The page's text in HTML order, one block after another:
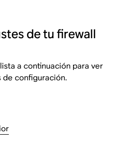
de tu firewall
a continuación para ver
de configuración.